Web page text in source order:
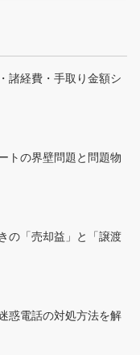
諸経費・手取り金額シ
トの界壁問題と問題物
の「売却益」と「譲渡
惑電話の対処方法を解